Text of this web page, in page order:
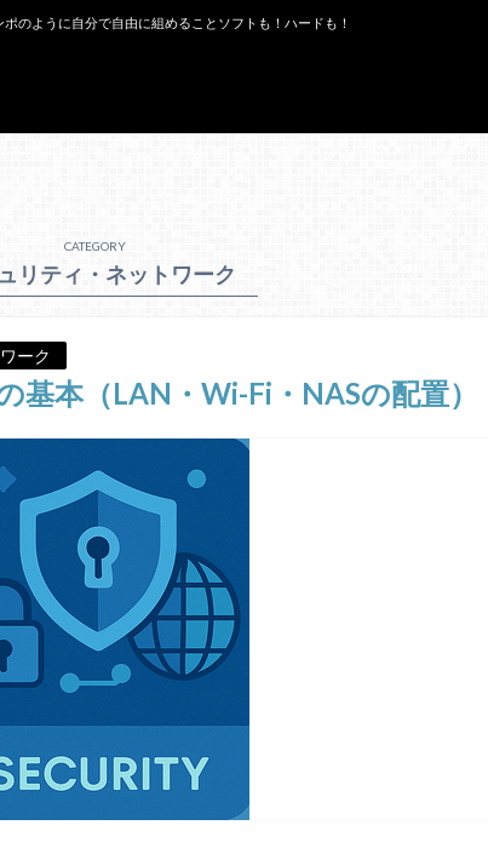
のように自分で自由に組めることソフトも！ハードも！
CATEGORY
リティ・ネットワーク
ーク
基本（LAN・Wi-Fi・NASの配置）